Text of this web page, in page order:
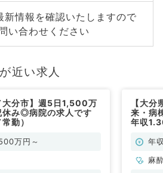
新情報を確認いたしますので
い合わせください
近い求人
大分市】週5日1,500万
休み◎病院の求人です
勤）
万円～
【大
来・病
年収
年
麻